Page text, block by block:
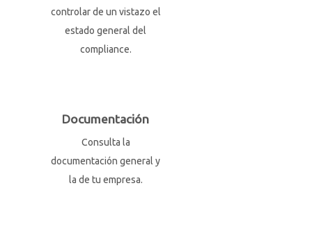
controlar de un vistazo el
estado general del
compliance.
Documentación
Consulta la
documentación general y
la de tu empresa.